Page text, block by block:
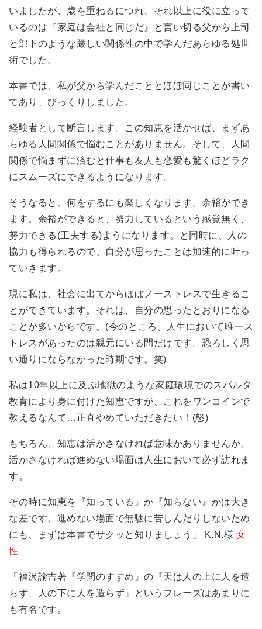
いましたが、歳を重ねるにつれ、それ以上に役に立って
いるのは『家庭は会社と同じだ』と言い切る父から上司
と部下のような厳しい関係性の中で学んだあらゆる処世
術でした。
本書では、私が父から学んだこととほぼ同じことが書い
てあり、びっくりしました。
経験者として断言します。この知恵を活かせば、まずあ
らゆる人間関係で悩むことがありません。そして、人間
関係で悩まずに済むと仕事も友人も恋愛も驚くほどラク
にスムーズにできるようになります。
そうなると、何をするにも楽しくなります。余裕ができ
ます。余裕ができると、努力しているという感覚無く、
努力できる(工夫する)ようになります。と同時に、人の
協力も得られるので、自分が思ったことは加速的に叶っ
ていきます。
現に私は、社会に出てからほぼノーストレスで生きるこ
とができています。それは、自分の思ったとおりになる
ことが多いからです。(今のところ、人生において唯一ス
トレスがあったのは親元にいる間だけです。恐ろしく思
い通りにならなかった時期です。笑)
私は10年以上に及ぶ地獄のような家庭環境でのスパルタ
教育により身に付けた知恵ですが、これをワンコインで
教えるなんて…正直やめていただきたい！(怒)
もちろん、知恵は活かさなければ意味がありませんが、
活かさなければ進めない場面は人生において必ず訪れま
す。
その時に知恵を『知っている』か『知らない』かは大き
な差です。進めない場面で無駄に苦しんだりしないため
にも、まずは本書でサクッと知りましょう」 K.N.様 女
性
「福沢諭吉著『学問のすすめ』の『天は人の上に人を造
らず、人の下に人を造らず』というフレーズはあまりに
も有名です。